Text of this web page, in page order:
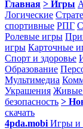
Главная > Игры
Логические
спортивные РПГ
Ролевые игры
игры Карточные
Спорт и здоровье
Образование
Мультимедиа
Украшения Живые
безопасность >
скачать
4pda.mobi Игры и